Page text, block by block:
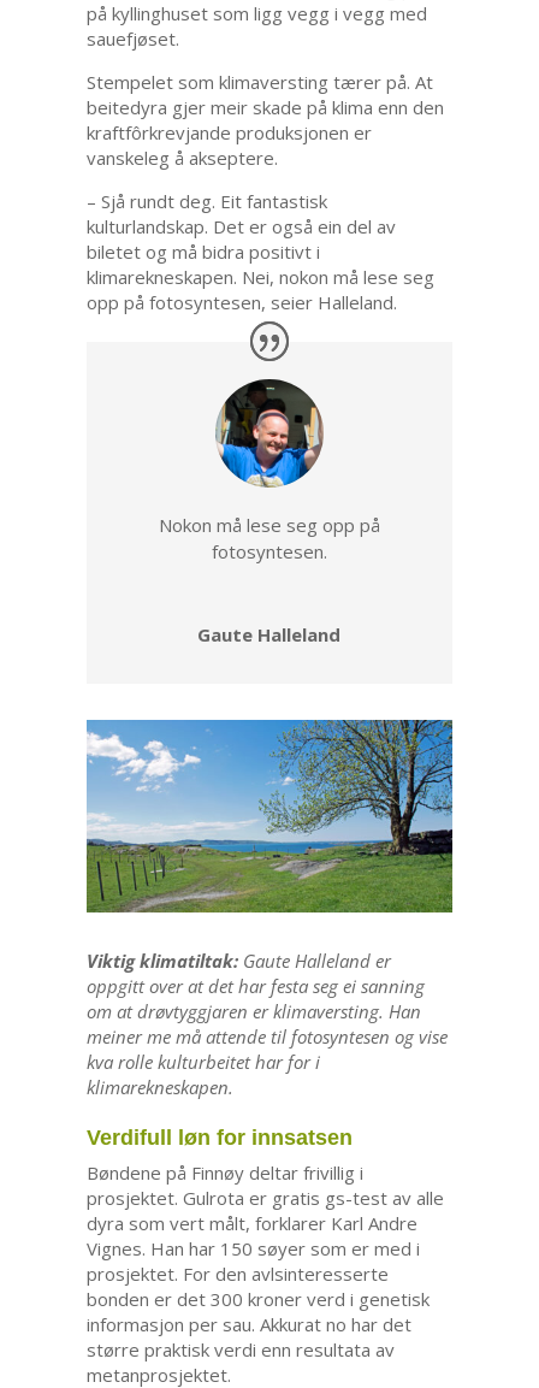
på kyllinghuset som ligg vegg i vegg med
sauefjøset.
Stempelet som klimaversting tærer på. At
beitedyra gjer meir skade på klima enn den
kraftfôrkrevjande produksjonen er
vanskeleg å akseptere.
– Sjå rundt deg. Eit fantastisk
kulturlandskap. Det er også ein del av
biletet og må bidra positivt i
klimarekneskapen. Nei, nokon må lese seg
opp på fotosyntesen, seier Halleland.
Nokon må lese seg opp på
fotosyntesen.
Gaute Halleland
Viktig klimatiltak:Gaute Halleland er
oppgitt over at det har festa seg ei sanning
om at drøvtyggjaren er klimaversting. Han
meiner me må attende til fotosyntesen og vise
kva rolle kulturbeitet har for i
klimarekneskapen.
Verdifull løn for innsatsen
Bøndene på Finnøy deltar frivillig i
prosjektet. Gulrota er gratis gs-test av alle
dyra som vert målt, forklarer Karl Andre
Vignes. Han har 150 søyer som er med i
prosjektet. For den avlsinteresserte
bonden er det 300 kroner verd i genetisk
informasjon per sau. Akkurat no har det
større praktisk verdi enn resultata av
metanprosjektet.